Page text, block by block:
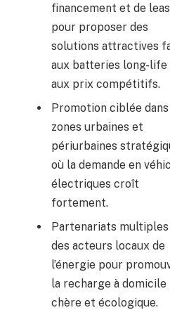
financement et de
pour proposer des
solutions attractives
aux batteries long-life
aux prix compétitifs.
Promotion ciblée dans
zones urbaines et
périurbaines
où la demande en
électriques croît
fortement.
Partenariats multiples
des acteurs locaux de
l’énergie pour
la recharge à domicile
chère et écologique.